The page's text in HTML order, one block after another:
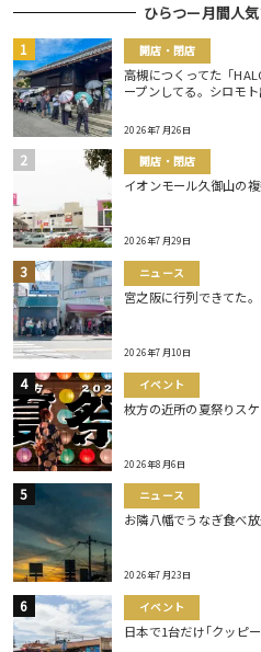
ひらつー月間人
開店・閉店
高槻につくってた「
ープンしてる。シロモ
2026年7月26日
開店・閉店
イオンモール久御山の
2026年7月29日
ニュース
宮之阪に行列できてた
2026年7月10日
イベント
枚方の近所の夏祭りス
2026年8月6日
ニュース
お隣八幡でうなぎ食べ放
2026年7月23日
イベント
日本で1台だけ｢クッピ